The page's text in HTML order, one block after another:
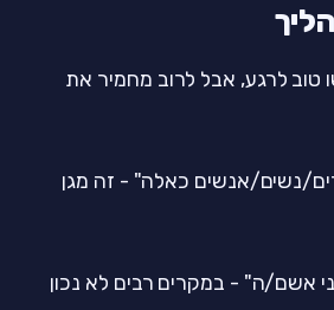
טוב לרגע, אבל לרוב מחמיר את
נשים/אנשים כאלה" - זה מגן
אשם/ה" - במקרים רבים לא נכון